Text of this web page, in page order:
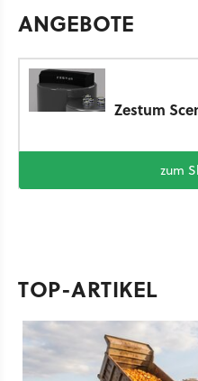
ANGEBOTE
Zestum
zum
TOP-ARTIKEL